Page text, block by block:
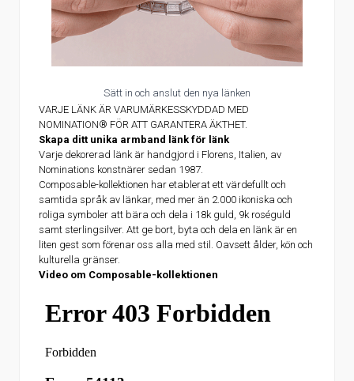
Sätt in och anslut den nya länken
VARJE LÄNK ÄR VARUMÄRKESSKYDDAD MED
NOMINATION® FÖR ATT GARANTERA ÄKTHET.
Skapa ditt unika armband länk för länk
Varje dekorerad länk är handgjord i Florens, Italien, av
Nominations konstnärer sedan 1987.
Composable-kollektionen har etablerat ett värdefullt och
samtida språk av länkar, med mer än 2.000 ikoniska och
roliga symboler att bära och dela i 18k guld, 9k roséguld
samt sterlingsilver. Att ge bort, byta och dela en länk är en
liten gest som förenar oss alla med stil. Oavsett ålder, kön och
kulturella gränser.
Video om Composable-kollektionen